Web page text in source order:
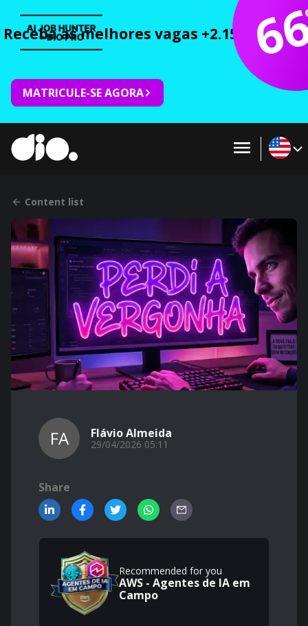
Receba as melhores vagas +2.150 cursos
MATRICULE-SE AGORA
Content list
FA Flávio Almeida
29/04/2026 05:11
Share
Recommended for you
AWS - Agentes de IA em
Campo